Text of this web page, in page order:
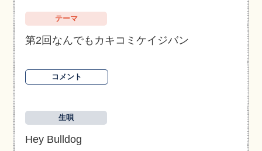
テーマ
第2回なんでもカキコミケイジバン
コメント
生唄
Hey Bulldog